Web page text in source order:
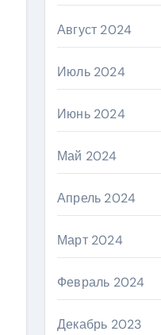
Август 2024
Июль 2024
Июнь 2024
Май 2024
Апрель 2024
Март 2024
Февраль 2024
Декабрь 2023